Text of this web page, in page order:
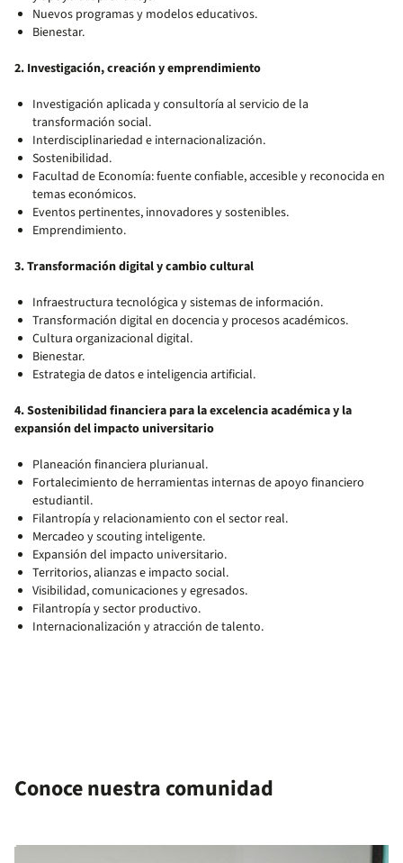
Nuevos programas y modelos educativos.
Bienestar.
2. Investigación, creación y emprendimiento
Investigación aplicada y consultoría al servicio de la
transformación social.
Interdisciplinariedad e internacionalización.
Sostenibilidad.
Facultad de Economía: fuente confiable, accesible y reconocida en
temas económicos.
Eventos pertinentes, innovadores y sostenibles.
Emprendimiento.
3. Transformación digital y cambio cultural
Infraestructura tecnológica y sistemas de información.
Transformación digital en docencia y procesos académicos.
Cultura organizacional digital.
Bienestar.
Estrategia de datos e inteligencia artificial.
4. Sostenibilidad financiera para la excelencia académica y la
expansión del impacto universitario
Planeación financiera plurianual.
Fortalecimiento de herramientas internas de apoyo financiero
estudiantil.
Filantropía y relacionamiento con el sector real.
Mercadeo y scouting inteligente.
Expansión del impacto universitario.
Territorios, alianzas e impacto social.
Visibilidad, comunicaciones y egresados.
Filantropía y sector productivo.
Internacionalización y atracción de talento.
Conoce nuestra comunidad